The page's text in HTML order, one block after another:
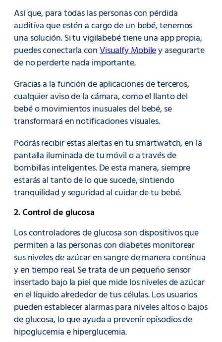
Así que, para todas las personas con pérdida
auditiva que estén a cargo de un bebé, tenemos
una solución. Si tu vigilabebé tiene una app propia,
puedes conectarla conVisualfy Mobiley asegurarte
de no perderte nada importante.
Gracias a la función de aplicaciones de terceros,
cualquier aviso de la cámara, como el llanto del
bebé o movimientos inusuales del bebé, se
transformará en notificaciones visuales.
Podrás recibir estas alertas en tu smartwatch, en la
pantalla iluminada de tu móvil o a través de
bombillas inteligentes. De esta manera, siempre
estarás al tanto de lo que sucede, sintiendo
tranquilidad y seguridad al cuidar de tu bebé.
2. Control de glucosa
Los controladores de glucosa son dispositivos que
permiten a las personas con diabetes monitorear
sus niveles de azúcar en sangre de manera continua
y en tiempo real. Se trata de un pequeño sensor
insertado bajo la piel que mide los niveles de azúcar
en el líquido alrededor de tus células. Los usuarios
pueden establecer alarmas para niveles altos o bajos
de glucosa, lo que ayuda a prevenir episodios de
hipoglucemia e hiperglucemia.